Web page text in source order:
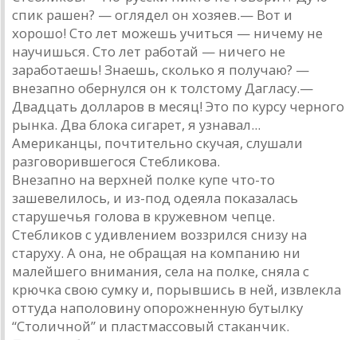
спик рашен? — оглядел он хозяев.— Вот и
хорошо! Сто лет можешь учиться — ничему не
научишься. Сто лет работай — ничего не
заработаешь! Знаешь, сколько я получаю? —
внезапно обернулся он к толстому Дагласу.—
Двадцать долларов в месяц! Это по курсу черного
рынка. Два блока сигарет, я узнавал...
Американцы, почтительно скучая, слушали
разговорившегося Стебликова.
Внезапно на верхней полке купе что-то
зашевелилось, и из-под одеяла показалась
старушечья голова в кружевном чепце.
Стебликов с удивлением воззрился снизу на
старуху. А она, не обращая на компанию ни
малейшего внимания, села на полке, сняла с
крючка свою сумку и, порывшись в ней, извлекла
оттуда наполовину опорожненную бутылку
“Столичной” и пластмассовый стаканчик.